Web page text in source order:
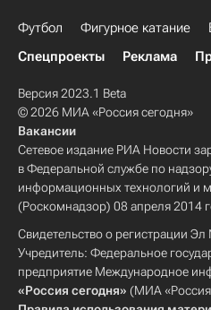
Футбол Фигурное катание
Спецпроекты
Реклама
Версия 2023.1 Beta
© 2026 МИА «Россия сегодня»
Вакансии
Сетевое издание РИА Новости
в Федеральной службе по
информационных технологий и
(Роскомнадзор) 08 апреля 2014
Свидетельство о регистрации
Учредитель: Федеральное
предприятие Международное
«Россия сегодня» (МИА «Россия